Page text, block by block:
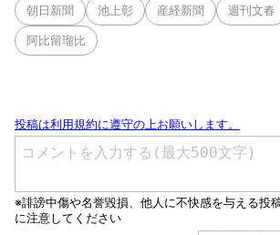
朝日新聞 池上彰 産経新聞 週刊文春
阿比留瑠比